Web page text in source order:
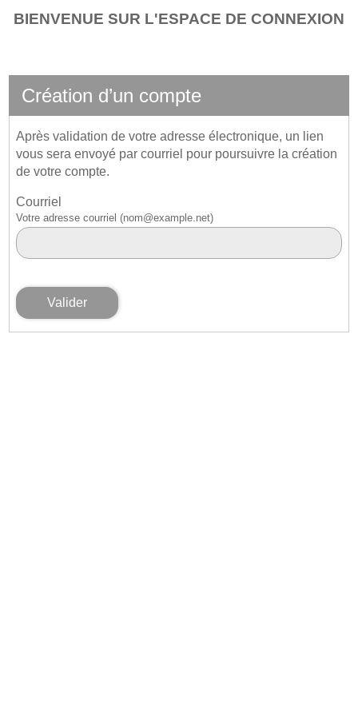
BIENVENUE SUR L'ESPACE DE CONNEXION
Création d’un compte
Après validation de votre adresse électronique, un lien
vous sera envoyé par courriel pour poursuivre la création
de votre compte.
Courriel
Votre adresse courriel (nom@example.net)
Valider